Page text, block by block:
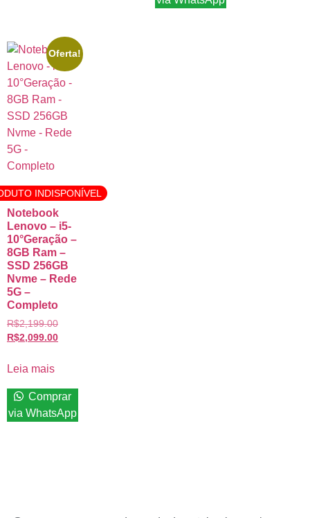
Oferta!
INDISPONÍVEL
Notebook
Lenovo – i5-
10°Geração –
8GB Ram –
SSD 256GB
Nvme – Rede
5G –
Completo
R$2,199.00
R$2,099.00
Leia mais
Comprar
via WhatsApp